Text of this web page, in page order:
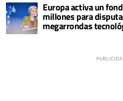
Europa activa un
millones para
megarrondas